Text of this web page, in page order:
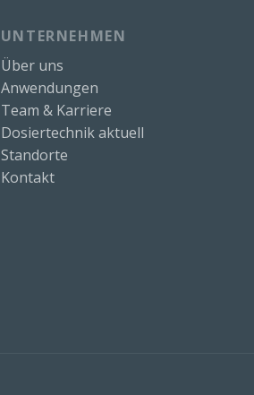
UNTERNEHMEN
Über uns
Anwendungen
Team & Karriere
Dosiertechnik aktuell
Standorte
Kontakt